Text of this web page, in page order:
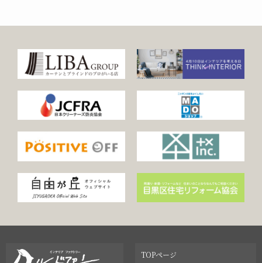
TOPページ